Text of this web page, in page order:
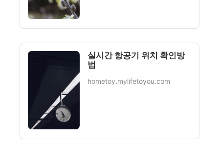
실시간 항공기 위치 확인방
법
hometoy.mylifetoyou.com